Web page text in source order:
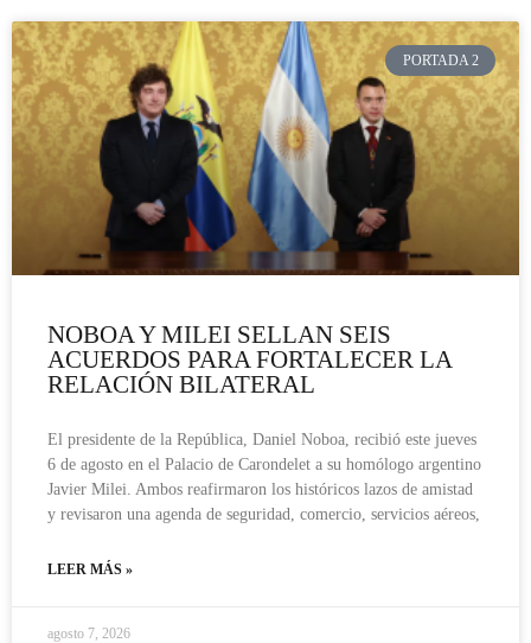
PORTADA 2
NOBOA Y MILEI SELLAN SEIS
ACUERDOS PARA FORTALECER LA
RELACIÓN BILATERAL
El presidente de la República, Daniel Noboa, recibió este jueves
6 de agosto en el Palacio de Carondelet a su homólogo argentino
Javier Milei. Ambos reafirmaron los históricos lazos de amistad
y revisaron una agenda de seguridad, comercio, servicios aéreos,
LEER MÁS »
agosto 7, 2026